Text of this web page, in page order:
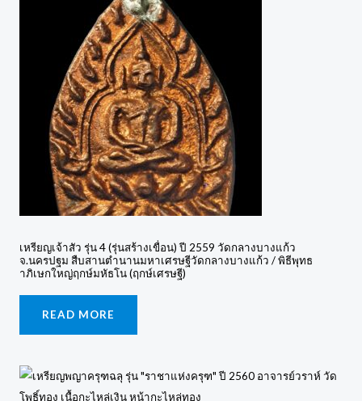
เหรียญเจ้าสัว รุ่น 4 (รุ่นสร้างเขื่อน) ปี 2559 วัดกลางบางแก้ว
จ.นครปฐม สืบสานตำนานมหาเศรษฐีวัดกลางบางแก้ว / พิธีพุทธ
าภิเษกใหญ่ฤกษ์มหัธโน (ฤกษ์เศรษฐี)
READ MORE